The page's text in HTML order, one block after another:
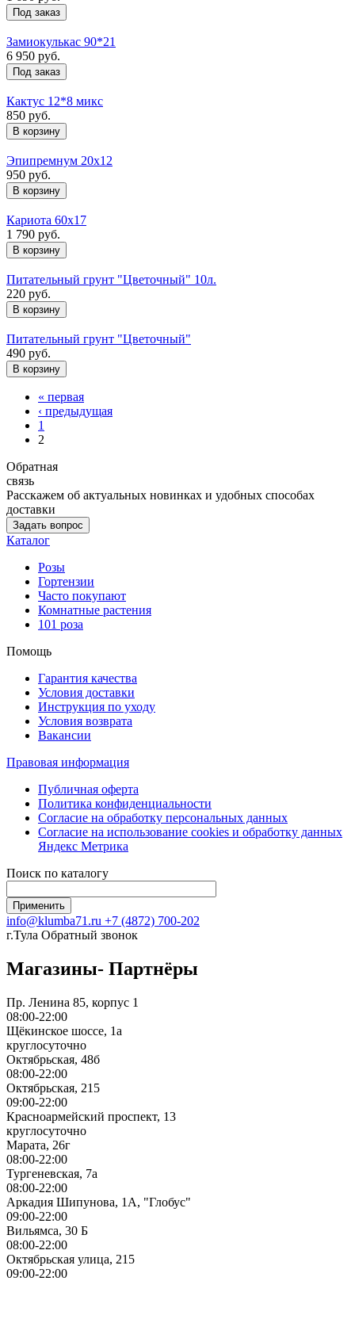
Под заказ
Замиокулькас 90*21
6 950 руб.
Под заказ
Кактус 12*8 микс
850 руб.
Эпипремнум 20х12
950 руб.
Кариота 60х17
1 790 руб.
Питательный грунт "Цветочный" 10л.
220 руб.
Питательный грунт "Цветочный"
490 руб.
« первая
‹ предыдущая
1
2
Обратная
связь
Расскажем об актуальных новинках и удобных способах
доставки
Задать вопрос
Каталог
Розы
Гортензии
Часто покупают
Комнатные растения
101 роза
Помощь
Гарантия качества
Условия доставки
Инструкция по уходу
Условия возврата
Вакансии
Правовая информация
Публичная оферта
Политика конфиденциальности
Согласие на обработку персональных данных
Согласие на использование сookies и обработку данных
Яндекс Метрика
Поиск по каталогу
info@klumba71.ru +7 (4872) 700-202
г.Тула Обратный звонок
Магазины- Партнёры
Пр. Ленина 85, корпус 1
08:00-22:00
Щёкинское шоссе, 1а
круглосуточно
Октябрьская, 48б
08:00-22:00
Октябрьская, 215
09:00-22:00
Красноармейский проспект, 13
круглосуточно
Марата, 26г
08:00-22:00
Тургеневская, 7а
08:00-22:00
Аркадия Шипунова, 1А, "Глобус"
09:00-22:00
Вильямса, 30 Б
08:00-22:00
Октябрьская улица, 215
09:00-22:00